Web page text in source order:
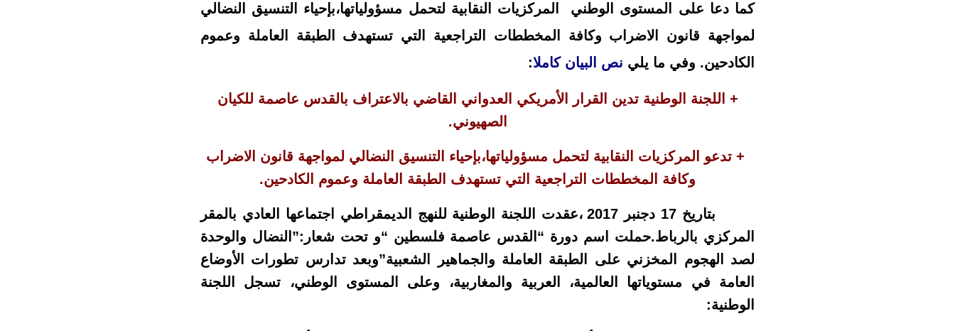
كما دعا على المستوى الوطني المركزيات النقابية لتحمل مسؤولياتها،بإحياء التنسيق النضالي
لمواجهة قانون الاضراب وكافة المخططات التراجعية التي تستهدف الطبقة العاملة وعموم
الكادحين. وفي ما يلي نص البيان كاملا:
+ اللجنة الوطنية تدين القرار الأمريكي العدواني القاضي بالاعتراف بالقدس عاصمة للكيان
الصهيوني.
+ تدعو المركزيات النقابية لتحمل مسؤولياتها،بإحياء التنسيق النضالي لمواجهة قانون الاضراب
وكافة المخططات التراجعية التي تستهدف الطبقة العاملة وعموم الكادحين.
بتاريخ 17 دجنبر 2017 ،عقدت اللجنة الوطنية للنهج الديمقراطي اجتماعها العادي بالمقر
المركزي بالرباط.حملت اسم دورة “القدس عاصمة فلسطين “و تحت شعار:”النضال والوحدة
لصد الهجوم المخزني على الطبقة العاملة والجماهير الشعبية”وبعد تدارس تطورات الأوضاع
العامة في مستوياتها العالمية، العربية والمغاربية، وعلى المستوى الوطني، تسجل اللجنة
الوطنية: